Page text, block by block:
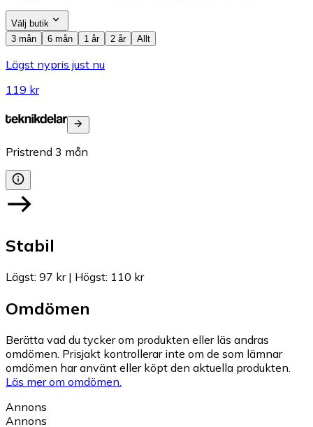
Välj butik
3 mån
6 mån 1 år 2 år Allt
Lägst nypris just nu
119 kr
Pristrend 3 mån
Stabil
Lägst: 97 kr| Högst: 110 kr
Omdömen
Berätta vad du tycker om produkten eller läs andras
omdömen. Prisjakt kontrollerar inte om de som lämnar
omdömen har använt eller köpt den aktuella produkten.
Läs mer om omdömen.
Annons
Annons